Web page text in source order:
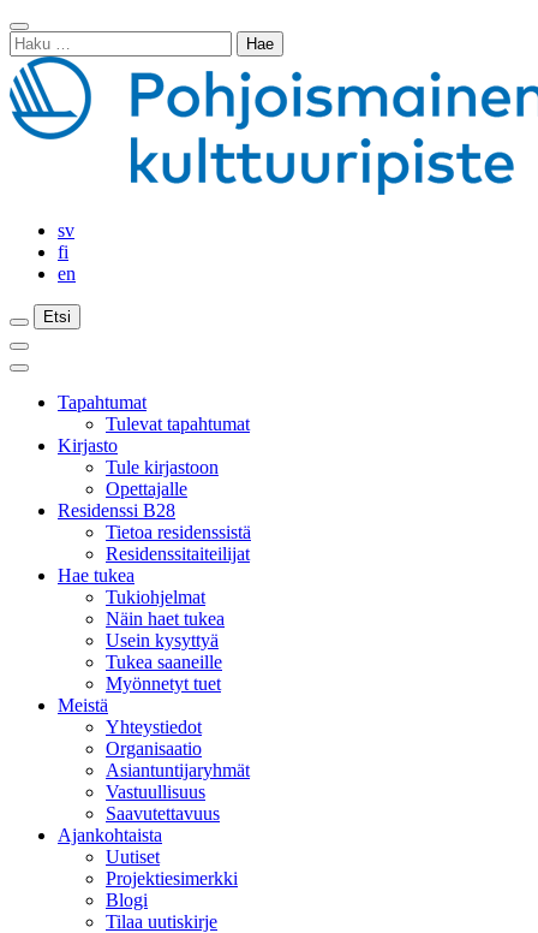
Siirry
sisältöön
Sulje
haku
Haku:
sv
fi
en
Etsi
Etsi
Etsi
Päävalikko
Sulje
päävalikkoTapahtumat
Tulevat tapahtumat
Kirjasto
Tule kirjastoon
Opettajalle
Residenssi B28
Tietoa residenssistä
Residenssitaiteilijat
Hae tukea
Tukiohjelmat
Näin haet tukea
Usein kysyttyä
Tukea saaneille
Myönnetyt tuet
Meistä
Yhteystiedot
Organisaatio
Asiantuntijaryhmät
Vastuullisuus
Saavutettavuus
Ajankohtaista
Uutiset
Projektiesimerkki
Blogi
Tilaa uutiskirje